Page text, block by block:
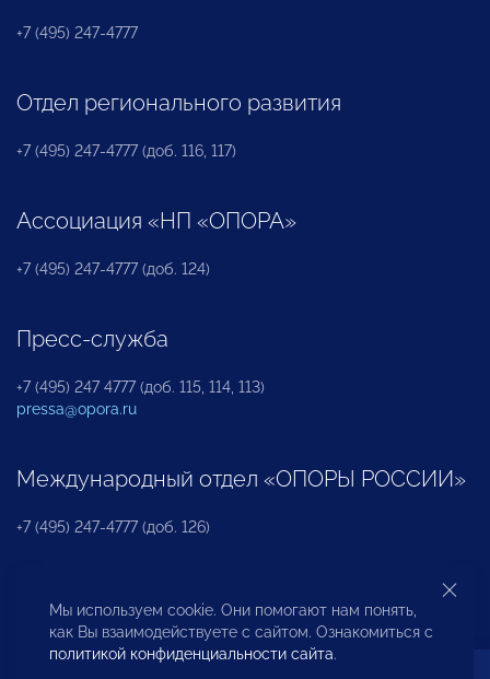
+7 (495) 247-4777
Отдел регионального развития
+7 (495) 247-4777 (доб. 116, 117)
Ассоциация «НП «ОПОРА»
+7 (495) 247-4777 (доб. 124)
Пресс-служба
+7 (495) 247 4777 (доб. 115, 114, 113)
pressa@opora.ru
Международный отдел «ОПОРЫ РОССИИ»
+7 (495) 247-4777 (доб. 126)
Бюро по защите прав предпринимателей и
инвесторов
Мы используем cookie. Они помогают нам понять,
как Вы взаимодействуете с сайтом. Ознакомиться с
политикой конфиденциальности сайта.